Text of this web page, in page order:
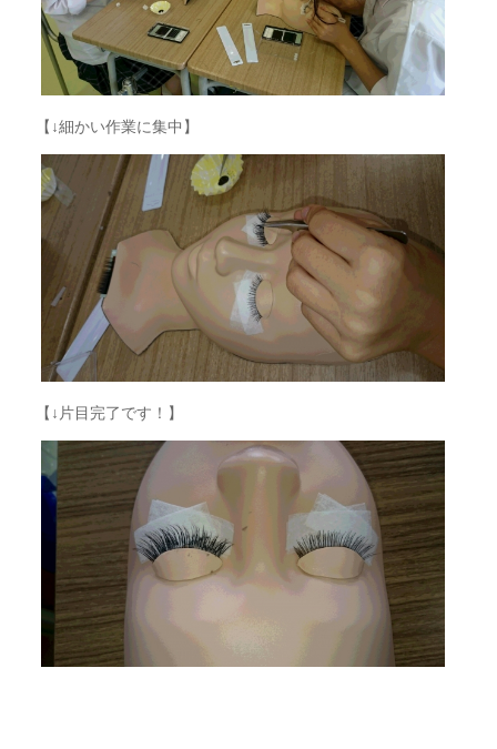
【↓細かい作業に集中】
【↓片目完了です！】